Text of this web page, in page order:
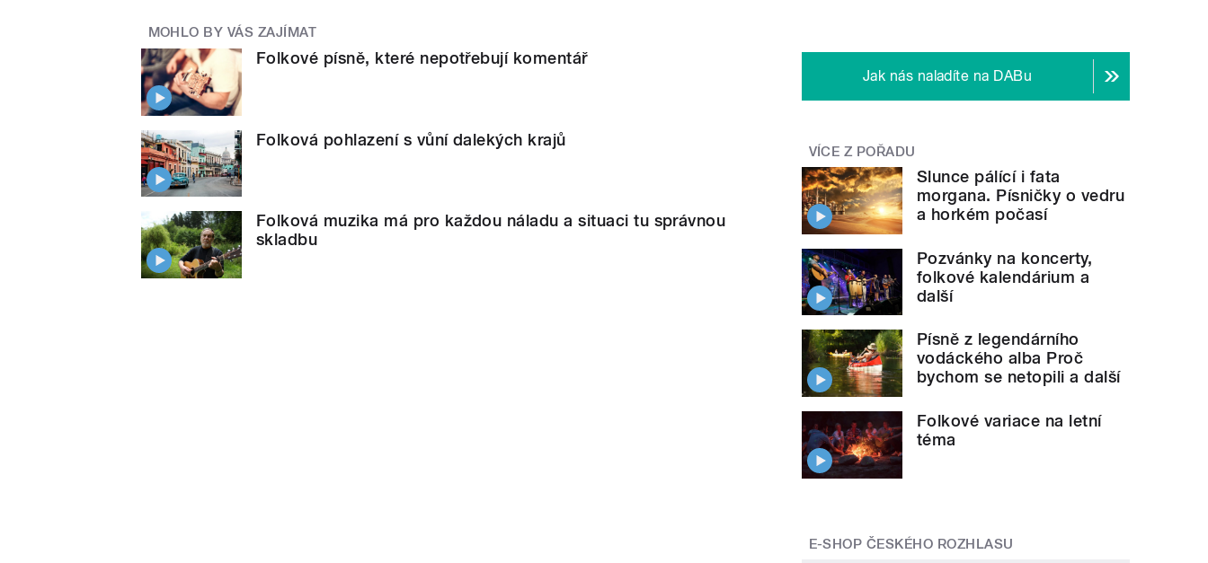
MOHLO BY VÁS ZAJÍMAT
Folkové písně, které nepotřebují komentář
Folková pohlazení s vůní dalekých krajů
Folková muzika má pro každou náladu a situaci tu správnou
skladbu
Jak nás naladíte na DABu
VÍCE Z POŘADU
Slunce pálící i fata
morgana. Písničky o vedru
a horkém počasí
Pozvánky na koncerty,
folkové kalendárium a
další
Písně z legendárního
vodáckého alba Proč
bychom se netopili a další
Folkové variace na letní
téma
E-SHOP ČESKÉHO ROZHLASU